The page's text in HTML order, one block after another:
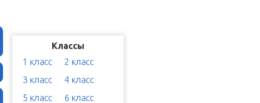
Классы
1 класс
2 класс
3 класс
4 класс
5 класс
6 класс